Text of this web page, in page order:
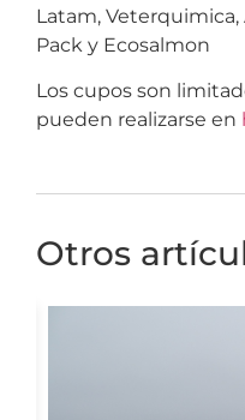
Latam,
Pack y Ecosalmon
Los cupos son
pueden realizarse en
Otros